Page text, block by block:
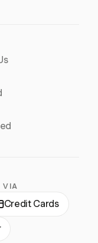
VIA
Credit Cards